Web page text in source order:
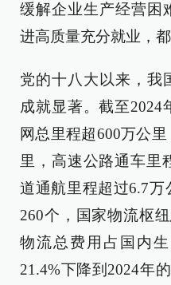
缓解企业生产经营困
进高质量充分就业，都
党的十八大以来，我
成就显著。截至2024
网总里程超600万公
里，高速公路通车里
道通航里程超过6.7
260个，国家物流枢
物流总费用占国内
21.4%下降到2024年